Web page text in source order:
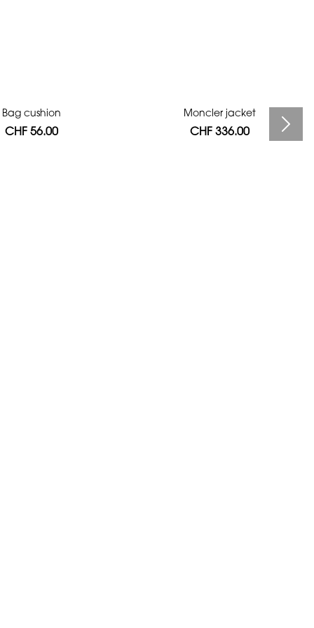
Bag cushion
CHF 56.00
Moncler jacket
CHF 336.00